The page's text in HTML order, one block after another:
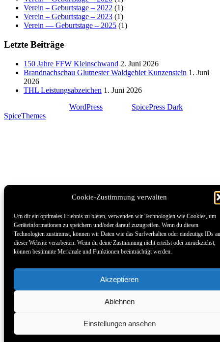
Cookie-Zustimmung verwalten
Um dir ein optimales Erlebnis zu bieten, verwenden wir Technologien wie Cookies, um
Geräteinformationen zu speichern und/oder darauf zuzugreifen. Wenn du diesen
Technologien zustimmst, können wir Daten wie das Surfverhalten oder eindeutige IDs
dieser Website verarbeiten. Wenn du deine Zustimmung nicht erteilst oder zurückziehst,
können bestimmte Merkmale und Funktionen beeinträchtigt werden.
Akzeptieren
Ablehnen
Einstellungen ansehen
Verein – Geburtstage – 2022 (1)
Verein – Geburtstage – 2023 (1)
Verein — Geburtstage – 2025 (1)
Letzte Beiträge
150 Jahre FFW Kleinschwand 2. Juni 2026
Brandnachschau Glutnester Waldgebiet Kunzenstein 1. Juni
2026
THL Leistungsabzeichen 1. Juni 2026
WordPress SpicePress Dark
SpiceThemes